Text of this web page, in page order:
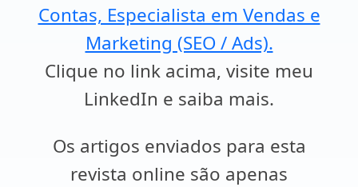
Contas, Especialista em Vendas e
Marketing (SEO / Ads).
Clique no link acima, visite meu
LinkedIn e saiba mais.
Os artigos enviados para esta
revista online são apenas